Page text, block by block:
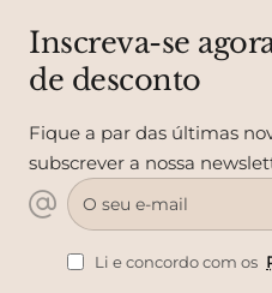
Inscreva-se
de desconto
Fique a par das últimas
subscrever a nossa
O
seu
e-
mailLi e concordo com os